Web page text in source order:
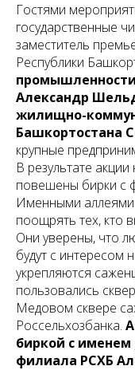
Гостями
государственные
заместитель
Республики
Александр
жилищно-
Башкортостана
крупные
В результате
повешены бирки с
Именными аллеями
поощрять тех, кто
Они уверены, что
будут с интересом
укрепляются
пользовались
Медовом сквере
Россельхозбанка.
биркой с
филиала РСХБ